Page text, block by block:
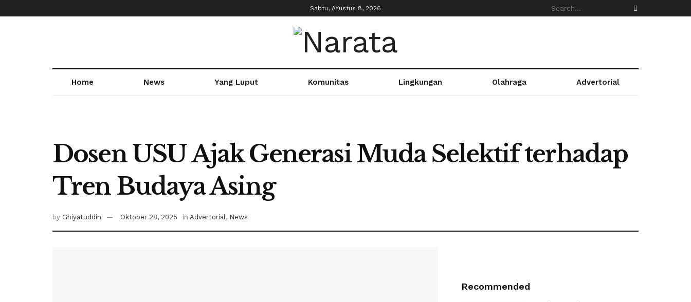
Sabtu, Agustus 8, 2026
Home News Yang Luput Komunitas Lingkungan Olahraga Advertorial
Dosen USU Ajak Generasi Muda Selektif terhadap
Tren Budaya Asing
by Ghiyatuddin Oktober 28, 2025 in Advertorial, News
Recommended